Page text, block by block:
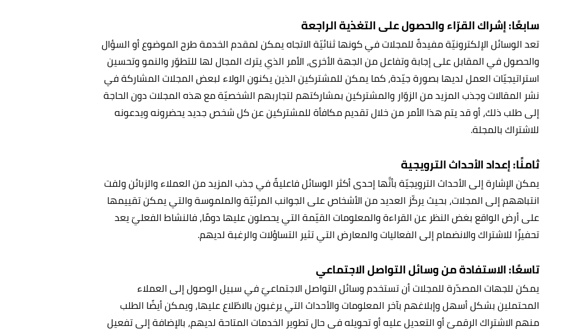
سابعًا: إشراك القرّاء والحصول على التغذية الراجعة
تعد الوسائل الإلكترونيّة مفيدةً للمجلات في كونها ثنائيّة الاتجاه يمكن لمقدم الخدمة طرح الموضوع أو السؤال
والحصول في المقابل على إجابة وتفاعل من الجهة الأخرى، الأمر الذي يترك المجال لها للتطوّر والنمو وتحسين
استراتيجيّات العمل لديها بصورة جيّدة، كما يمكن للمشتركين الذين يكنون الولاء لبعض المجلات المشاركة في
نشر المقالات وجذب المزيد من الزوّار والمشتركين بمشاركتهم لتجاربهم الشخصيّة مع هذه المجلات دون الحاجة
إلى طلب ذلك، أو قد يتم هذا الأمر من خلال تقديم مكافأة للمشتركين عن كل شخص جديد يحضرونه ويدعونه
للاشتراك بالمجلة.
ثامنًا: إعداد الأحداث الترويجية
يمكن الإشارة إلى الأحداث الترويجيّة بأنَّها إحدى أكثر الوسائل فاعليةً في جذب المزيد من العملاء والزبائن ولفت
انتباههم إلى المجلات، بحيث يركّز العديد من الأشخاص على الجوانب المرئيّة والملموسة والتي يمكن تقييمها
على أرض الواقع بغض النظر عن القراءة والمعلومات القيّمة التي يحصلون عليها دومًا، فالنشاط الفعليّ يعد
تحفيزًا للاشتراك والانضمام إلى الفعاليات والمعارض التي تثير التساؤلات والرغبة لديهم.
تاسعًا: الاستفادة من وسائل التواصل الاجتماعي
يمكن للجهات المصدّرة للمجلات أن تستخدم وسائل التواصل الاجتماعيّ في سبيل الوصول إلى العملاء
المحتملين بشكل أسهل وإبلاغهم بآخر المعلومات والأحداث التي يرغبون بالاطّلاع عليها، ويمكن أيضًا الطلب
منهم الاشتراك الرقميّ أو التعديل عليه أو تحويله في حال تطوير الخدمات المتاحة لديهم، بالإضافة إلى تفعيل